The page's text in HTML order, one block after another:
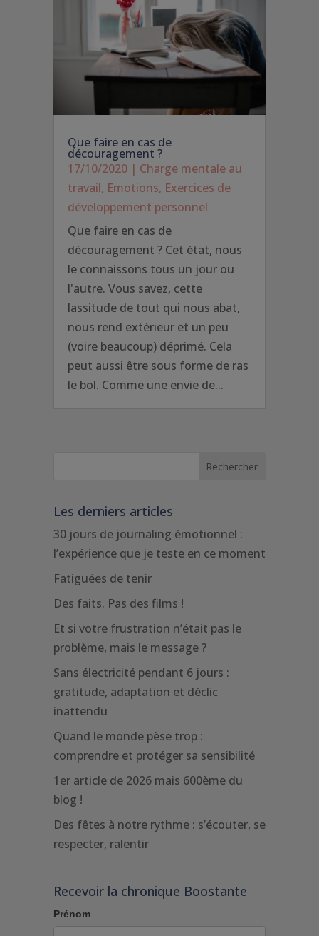
Que faire en cas de
découragement ?
17/10/2020| Charge mentale au
travail, Emotions, Exercices de
développement personnel
Que faire en cas de
découragement ? Cet état, nous
le connaissons tous un jour ou
l'autre. Vous savez, cette
lassitude de tout qui nous abat,
nous rend extérieur et un peu
(voire beaucoup) déprimé. Cela
peut aussi être sous forme de ras
le bol. Comme une envie de...
Les derniers articles
30 jours de journaling émotionnel :
l’expérience que je teste en ce moment
Fatiguées de tenir
Des faits. Pas des films !
Et si votre frustration n’était pas le
problème, mais le message ?
Sans électricité pendant 6 jours :
gratitude, adaptation et déclic
inattendu
Quand le monde pèse trop :
comprendre et protéger sa sensibilité
1er article de 2026 mais 600ème du
blog !
Des fêtes à notre rythme : s’écouter, se
respecter, ralentir
Recevoir la chronique Boostante
Prénom